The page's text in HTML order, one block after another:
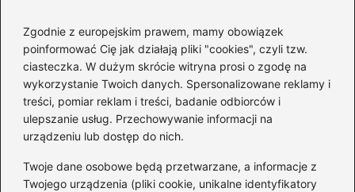
Zgodnie z europejskim prawem, mamy obowiązek
poinformować Cię jak działają pliki "cookies", czyli tzw.
ciasteczka. W dużym skrócie witryna prosi o zgodę na
wykorzystanie Twoich danych. Spersonalizowane reklamy i
treści, pomiar reklam i treści, badanie odbiorców i
ulepszanie usług. Przechowywanie informacji na
urządzeniu lub dostęp do nich.
Twoje dane osobowe będą przetwarzane, a informacje z
Twojego urządzenia (pliki cookie, unikalne identyfikatory
funkcjonalne i wygodne na co dzień – zarówno w domach
prywatnych, jak i apartamentach.
Na blogu opisuję kolejne etapy budowy domu, wyzwania
związane z remontami oraz praktyczne rozwiązania, które
sprawdziły się w rzeczywistości. Dużą uwagę poświęcam
meblom – ich jakości, funkcjonalności i dopasowaniu do
stylu wnętrza. Pokazuję, jak świadomie wybierać
ponadczasowe aranżacje.